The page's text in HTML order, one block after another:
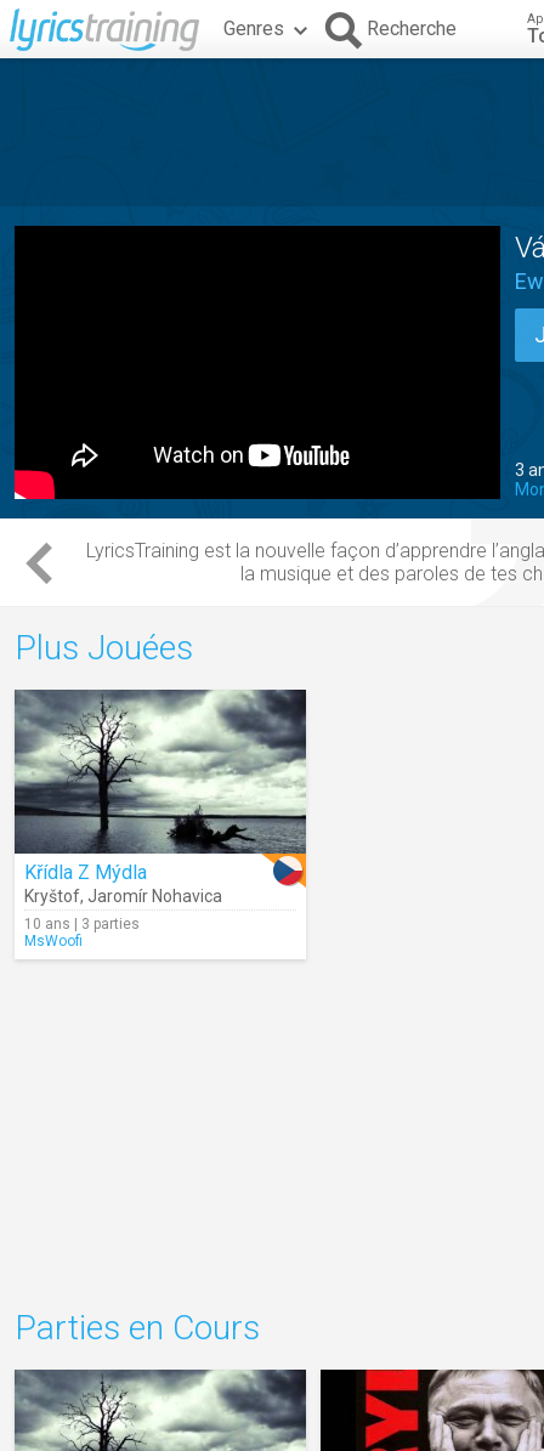
Genres Recherche
3
LyricsTraining est la nouvelle façon d’apprendre
la musique et des paroles de tes
Plus Jouées
Křídla Z Mýdla
Kryštof, Jaromír Nohavica
10 ans | 3 parties
MsWoofi
Parties en Cours